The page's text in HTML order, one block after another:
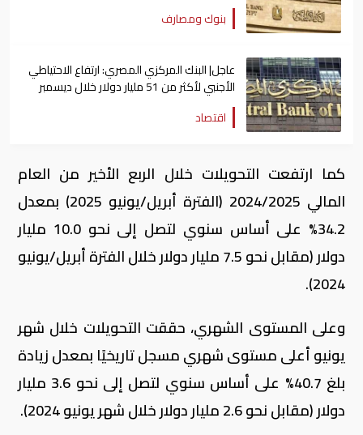
بنوك ومصارف
عاجل| البنك المركزي المصري: ارتفاع الاحتياطي
الأجنبي لأكثر من 51 مليار دولار خلال ديسمبر
اقتصاد
كما ارتفعت التحويلات خلال الربع الأخير من العام
المالي 2024/2025 (الفترة أبريل/يونيو 2025) بمعدل
34.2% على أساس سنوي لتصل إلى نحو 10.0 مليار
دولار (مقابل نحو 7.5 مليار دولار خلال الفترة أبريل/يونيو
2024).
وعلى المستوى الشهري، حققت التحويلات خلال شهر
يونيو أعلى مستوى شهري مسجل تاريخيًا بمعدل زيادة
بلغ 40.7% على أساس سنوي لتصل إلى نحو 3.6 مليار
دولار (مقابل نحو 2.6 مليار دولار خلال شهر يونيو 2024).